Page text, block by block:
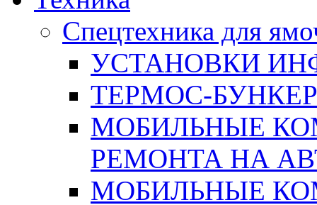
Спецтехника для
УСТАНОВКИ
ТЕРМОС-
МОБИЛЬНЫЕ
РЕМОНТА НА
МОБИЛЬНЫЕ